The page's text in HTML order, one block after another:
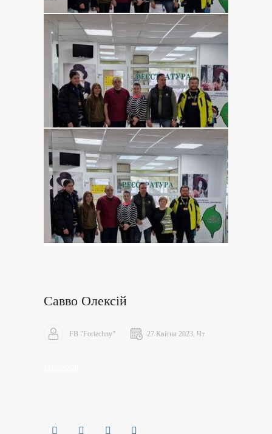
Савво Олексій
FB "Fortechny" 27 Квітня 2023, Чт